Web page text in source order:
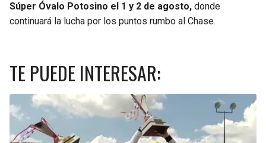
Súper Óvalo Potosino el 1 y 2 de agosto, donde
continuará la lucha por los puntos rumbo al Chase.
TE PUEDE INTERESAR: